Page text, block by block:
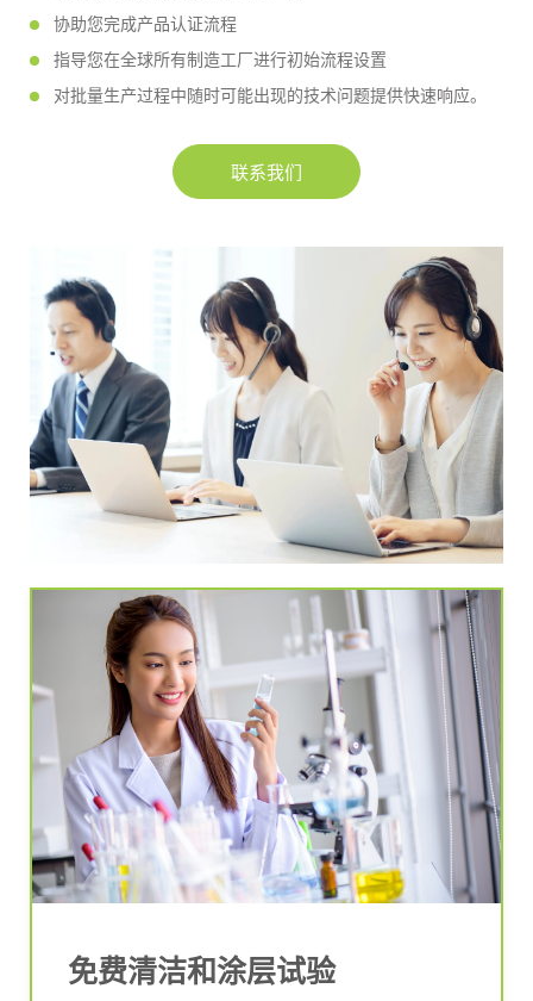
协助您完成产品认证流程
指导您在全球所有制造工厂进行初始流程设置
对批量生产过程中随时可能出现的技术问题提供快速响应。
联系我们
免费清洁和涂层试验